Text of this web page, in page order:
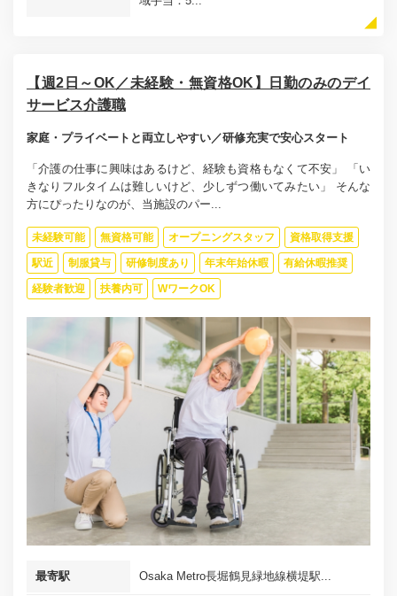
【週2日～OK／未経験・無資格OK】日勤のみのデイ
サービス介護職
家庭・プライベートと両立しやすい／研修充実で安心スタート
「介護の仕事に興味はあるけど、経験も資格もなくて不安」 「い
きなりフルタイムは難しいけど、少しずつ働いてみたい」 そんな
方にぴったりなのが、当施設のパー...
未経験可能 無資格可能 オープニングスタッフ 資格取得支援
駅近 制服貸与 研修制度あり 年末年始休暇 有給休暇推奨
経験者歓迎 扶養内可 WワークOK
最寄駅 Osaka Metro長堀鶴見緑地線横堤駅...